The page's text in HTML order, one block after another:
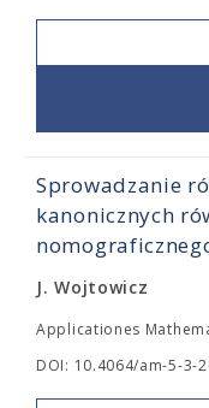
Sprowadzanie
kanonicznych
J. Wojtowicz
Applicationes
DOI: 10.4064/am-5-3-